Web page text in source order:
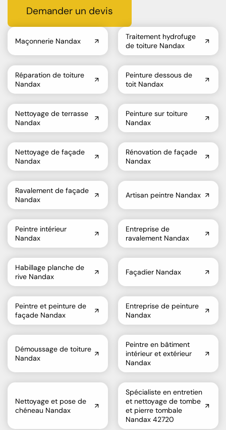
Demander un devis
Maçonnerie Nandax
Traitement hydrofuge
de toiture Nandax
Réparation de toiture
Nandax
Peinture dessous de
toit Nandax
Nettoyage de terrasse
Nandax
Peinture sur toiture
Nandax
Nettoyage de façade
Nandax
Rénovation de façade
Nandax
Ravalement de façade
Nandax
Artisan peintre Nandax
Peintre intérieur
Nandax
Entreprise de
ravalement Nandax
Habillage planche de
rive Nandax
Façadier Nandax
Peintre et peinture de
façade Nandax
Entreprise de peinture
Nandax
Démoussage de toiture
Nandax
Peintre en bâtiment
intérieur et extérieur
Nandax
Nettoyage et pose de
chéneau Nandax
Spécialiste en entretien
et nettoyage de tombe
et pierre tombale
Nandax 42720